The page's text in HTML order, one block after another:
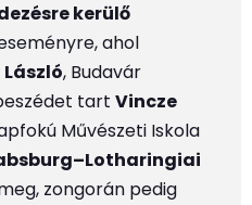
kerülő
ahol
, Budavár
tart Vincze
Művészeti Iskola
zongorán pedig